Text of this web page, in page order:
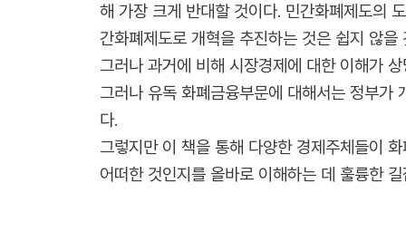
해 가장 크게 반대할 것이다. 민간화폐제도의
간화폐제도로 개혁을 추진하는 것은 쉽지 않을
그러나 과거에 비해 시장경제에 대한 이해가
그러나 유독 화폐금융부문에 대해서는 정부가
다.
그렇지만 이 책을 통해 다양한 경제주체들이
어떠한 것인지를 올바로 이해하는 데 훌륭한